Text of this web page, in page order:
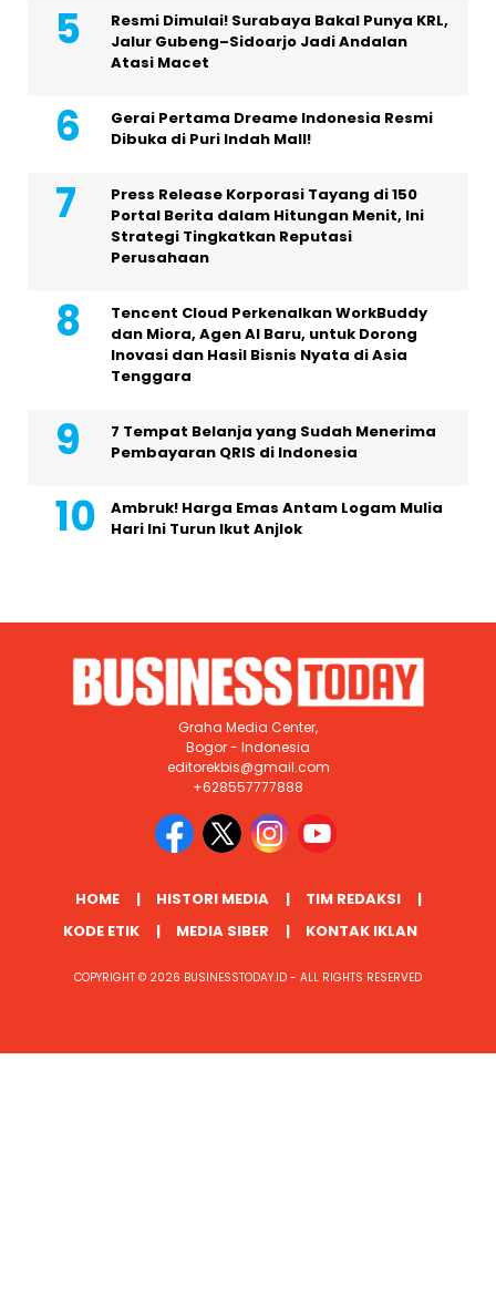
Resmi Dimulai! Surabaya Bakal Punya KRL,
Jalur Gubeng–Sidoarjo Jadi Andalan
Atasi Macet
Gerai Pertama Dreame Indonesia Resmi
Dibuka di Puri Indah Mall!
Press Release Korporasi Tayang di 150
Portal Berita dalam Hitungan Menit, Ini
Strategi Tingkatkan Reputasi
Perusahaan
Tencent Cloud Perkenalkan WorkBuddy
dan Miora, Agen AI Baru, untuk Dorong
Inovasi dan Hasil Bisnis Nyata di Asia
Tenggara
7 Tempat Belanja yang Sudah Menerima
Pembayaran QRIS di Indonesia
Ambruk! Harga Emas Antam Logam Mulia
Hari Ini Turun Ikut Anjlok
Graha Media Center,
Bogor - Indonesia
editorekbis@gmail.com
+628557777888
HOME HISTORI MEDIA
TIM REDAKSI
KODE ETIK
MEDIA SIBER KONTAK IKLAN
COPYRIGHT © 2026 BUSINESSTODAY.ID - ALL RIGHTS RESERVED